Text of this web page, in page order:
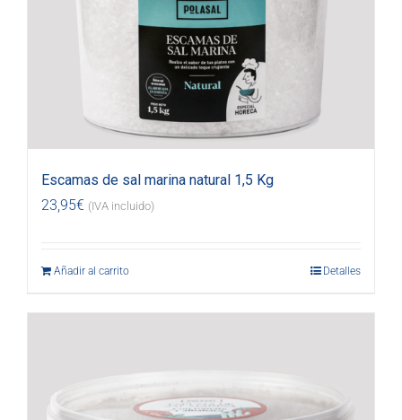
Escamas de sal marina natural 1,5 Kg
23,95€ (IVA incluido)
Añadir al carrito Detalles